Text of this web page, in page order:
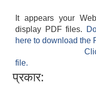
It appears your
display PDF files.
here to download the
file.
प्रकार: